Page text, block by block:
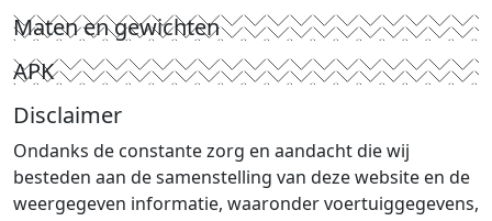
Maten en gewichten
APK
Disclaimer
Ondanks de constante zorg en aandacht die wij
besteden aan de samenstelling van deze website en de
weergegeven informatie, waaronder voertuiggegevens,